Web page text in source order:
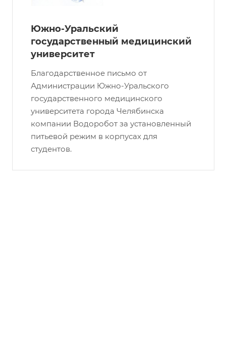
Южно-Уральский
государственный медицинский
университет
Благодарственное письмо от
Администрации Южно-Уральского
государственного медицинского
университета города Челябинска
компании Водоробот за установленный
питьевой режим в корпусах для
студентов.